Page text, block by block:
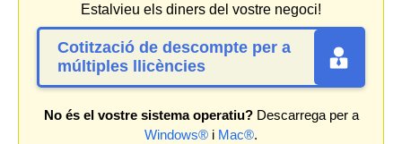
Estalvieu els diners del vostre negoci!
Cotització de descompte per a
múltiples llicències
No és el vostre sistema operatiu?Descarrega per a
Windows® i Mac®.